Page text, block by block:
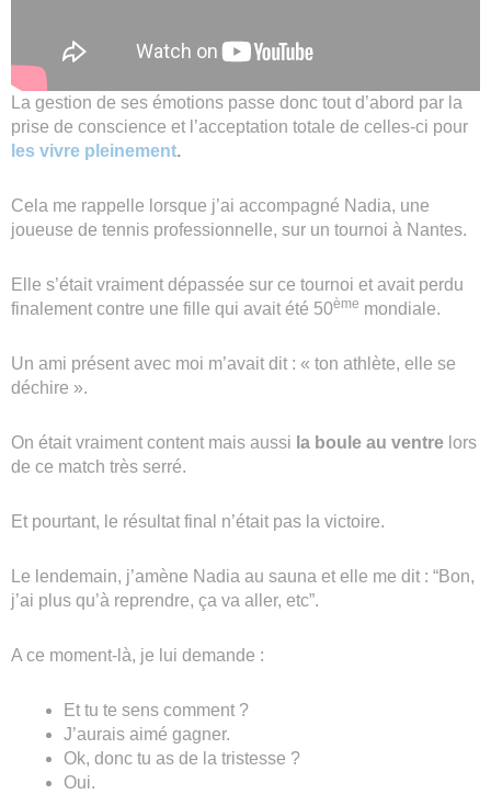
La gestion de ses émotions passe donc tout d’abord par la
prise de conscience et l’acceptation totale de celles-ci pour
les vivre pleinement.
Cela me rappelle lorsque j’ai accompagné Nadia, une
joueuse de tennis professionnelle, sur un tournoi à Nantes.
Elle s’était vraiment dépassée sur ce tournoi et avait perdu
finalement contre une fille qui avait été 50ème mondiale.
Un ami présent avec moi m’avait dit : « ton athlète, elle se
déchire ».
On était vraiment content mais aussi la boule au ventre lors
de ce match très serré.
Et pourtant, le résultat final n’était pas la victoire.
Le lendemain, j’amène Nadia au sauna et elle me dit : “Bon,
j’ai plus qu’à reprendre, ça va aller, etc”.
A ce moment-là, je lui demande :
Et tu te sens comment ?
J’aurais aimé gagner.
Ok, donc tu as de la tristesse ?
Oui.